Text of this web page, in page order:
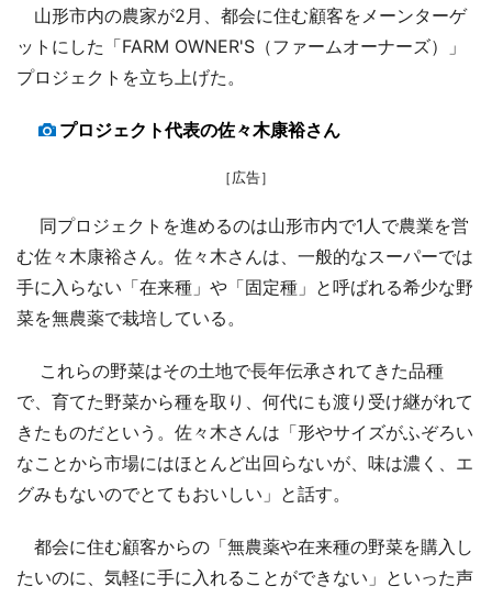
山形市内の農家が2月、都会に住む顧客をメーンターゲ
ットにした「FARM OWNER'S（ファームオーナーズ）」
プロジェクトを立ち上げた。
プロジェクト代表の佐々木康裕さん
［広告］
同プロジェクトを進めるのは山形市内で1人で農業を営
む佐々木康裕さん。佐々木さんは、一般的なスーパーでは
手に入らない「在来種」や「固定種」と呼ばれる希少な野
菜を無農薬で栽培している。
これらの野菜はその土地で長年伝承されてきた品種
で、育てた野菜から種を取り、何代にも渡り受け継がれて
きたものだという。佐々木さんは「形やサイズがふぞろい
なことから市場にはほとんど出回らないが、味は濃く、エ
グみもないのでとてもおいしい」と話す。
都会に住む顧客からの「無農薬や在来種の野菜を購入し
たいのに、気軽に手に入れることができない」といった声